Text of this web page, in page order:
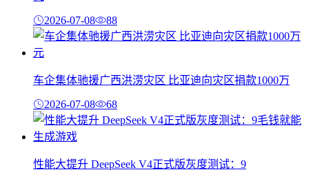
2026-07-08 88
车企集体驰援广西洪涝灾区 比亚迪向灾区捐款1000万
2026-07-08 68
性能大提升 DeepSeek V4正式版灰度测试：9